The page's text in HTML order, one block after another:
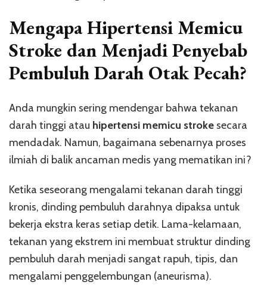
Mengapa Hipertensi Memicu
Stroke dan Menjadi Penyebab
Pembuluh Darah Otak Pecah?
Anda mungkin sering mendengar bahwa tekanan
darah tinggi atau hipertensi memicu stroke secara
mendadak. Namun, bagaimana sebenarnya proses
ilmiah di balik ancaman medis yang mematikan ini?
Ketika seseorang mengalami tekanan darah tinggi
kronis, dinding pembuluh darahnya dipaksa untuk
bekerja ekstra keras setiap detik. Lama-kelamaan,
tekanan yang ekstrem ini membuat struktur dinding
pembuluh darah menjadi sangat rapuh, tipis, dan
mengalami penggelembungan (aneurisma).